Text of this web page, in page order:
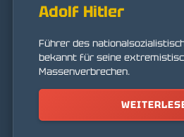
Adolf Hitler
Führer des
bekannt für seine
Massenverbrechen.